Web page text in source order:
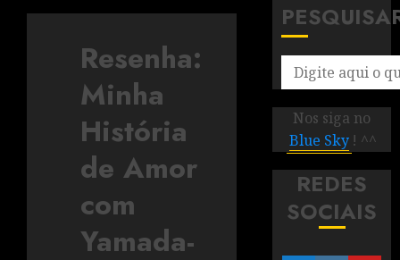
Resenha:
Minha
História
de Amor
com
Yamada-
Nos siga no
Blue Sky ! ^^
REDES
SOCIAIS